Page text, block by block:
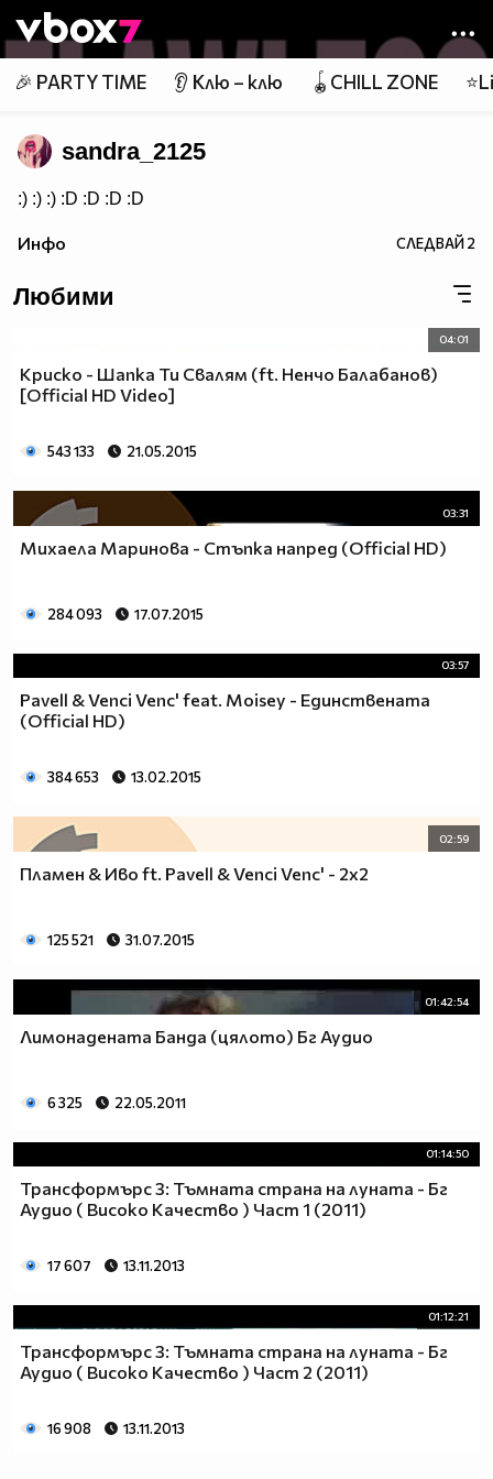
👾
🎉 PARTY TIME 👂 Клю – клю 🪀CHILL ZONE
sandra_2125
:) :) :) :D :D :D :D
Инфо СЛЕДВАЙ2
Любими
04:01
Криско - Шапка Ти Свалям (ft. Ненчо Балабанов)
[Official HD Video]
543 133 21.05.2015
03:31
Михаела Маринова - Стъпка напред (Official HD)
284 093 17.07.2015
03:57
Pavell & Venci Venc' feat. Moisey - Единствената
(Official HD)
384 653 13.02.2015
02:59
Пламен & Иво ft. Pavell & Venci Venc' - 2x2
125 521 31.07.2015
01:42:54
Лимонадената Банда (цялото) Бг Аудио
6 325 22.05.2011
01:14:50
Трансформърс 3: Тъмната страна на луната - Бг
Аудио ( Високо Качество ) Част 1 (2011)
17 607 13.11.2013
01:12:21
Трансформърс 3: Тъмната страна на луната - Бг
Аудио ( Високо Качество ) Част 2 (2011)
16 908 13.11.2013